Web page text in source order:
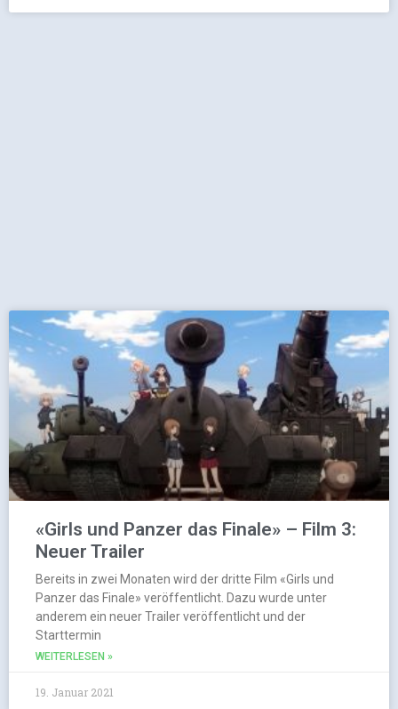
«Girls und Panzer das Finale» – Film 3:
Neuer Trailer
Bereits in zwei Monaten wird der dritte Film «Girls und
Panzer das Finale» veröffentlicht. Dazu wurde unter
anderem ein neuer Trailer veröffentlicht und der
Starttermin
WEITERLESEN »
19. Januar 2021